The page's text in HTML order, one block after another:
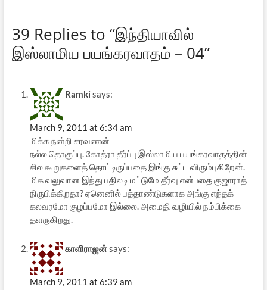
39 Replies to “இந்தியாவில்
இஸ்லாமிய பயங்கரவாதம் – 04”
Ramki says:
March 9, 2011 at 6:34 am
மிக்க நன்றி சரவணன்
நல்ல தொகுப்பு. கோத்ரா தீர்ப்பு இஸ்லாமிய பயங்கரவாதத்தின்
சில கூறுகளைத் தொட்டிருப்பதை இங்கு சுட்ட விரும்புகிறேன்.
மிக வலுவான இந்து பதிலடி மட்டுமே தீர்வு என்பதை குஜாராத்
நிருபிக்கிறதா? ஏனெனில் பத்தாண்டுகளாக அங்கு எந்தக்
கலவரமோ குழப்பமோ இல்லை. அமைதி வழியில் நம்பிக்கை
தளருகிறது.
காளிராஜன்says:
March 9, 2011 at 6:39 am